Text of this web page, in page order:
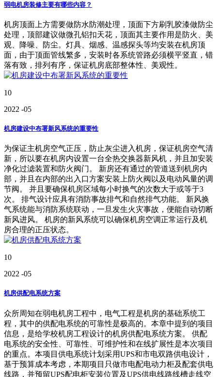
弱电机房装修主要有哪些内容？
机房顶面上方需要做防水防潮处理，顶面下方刷乳胶漆做防尘
处理，顶部建议做微孔铝扣天花，顶面其主要作用是防火、美
观、降噪、防尘。灯具、烟感、温感探头等均安装在机房顶
面，由于顶面管线繁多，安装时各系统管路必须横平竖直，错
落有致，排列有序，保证机房底部整体性、美观性。
10
2022 -05
机房建设中布署新风系统的重要性
为保证主机房空气正压，防止灰尘进入机房，保证机房空气清
新，所以要在机房内设置一台全热交换器新风机，并且加安装
净化过滤装置和防火阀门。 新房还有通过的管道送到机房内
部，并且在内部的出入口方案安装上防火阀以及电动风量的调
节阀。 并且要确保机房区域每小时换气的次数大于或等于3
次。 排气设计应具有消防事故排气和自然排气功能。 新风换
气系统能与消防系统联动，一旦发生火灾事故，便能自动切断
新风进风。 机房的新风系统可以确保机房空调正常运行及机
房合理的正压状态。
10
2022 -05
机房供配电系统方案
众所周知在弱电机房工程中，电气工程是机房的基础系统工
程，其中的供配电系统的可靠性是极高的。本章中提到的项目
信息，是给学校机房工程设计的机房供配电系统方案。 供配
电系统的安全性、可靠性、可维护性和在线扩展性是本次项目
的重点。本项目供电系统计划采用UPS和市电双路供电设计，
基于预算成本考虑，本期项目只做市电配电动力柜及配套供电
线路，并预留UPS配电柜安装位置及UPS供电线路线槽走线空